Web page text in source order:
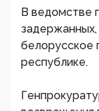
В ведомстве
белорусское
республике.